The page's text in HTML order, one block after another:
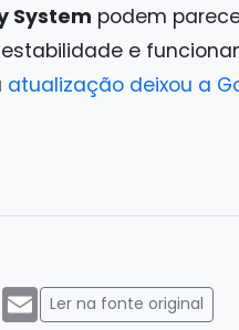
System podem
e
atualização deixou a
Telegram
Email
Ler na fonte original